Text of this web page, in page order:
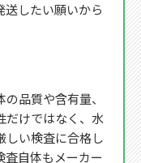
送したい願いから
品質や含有量、
だけではなく、水
しい検査に合格し
査自体もメーカー